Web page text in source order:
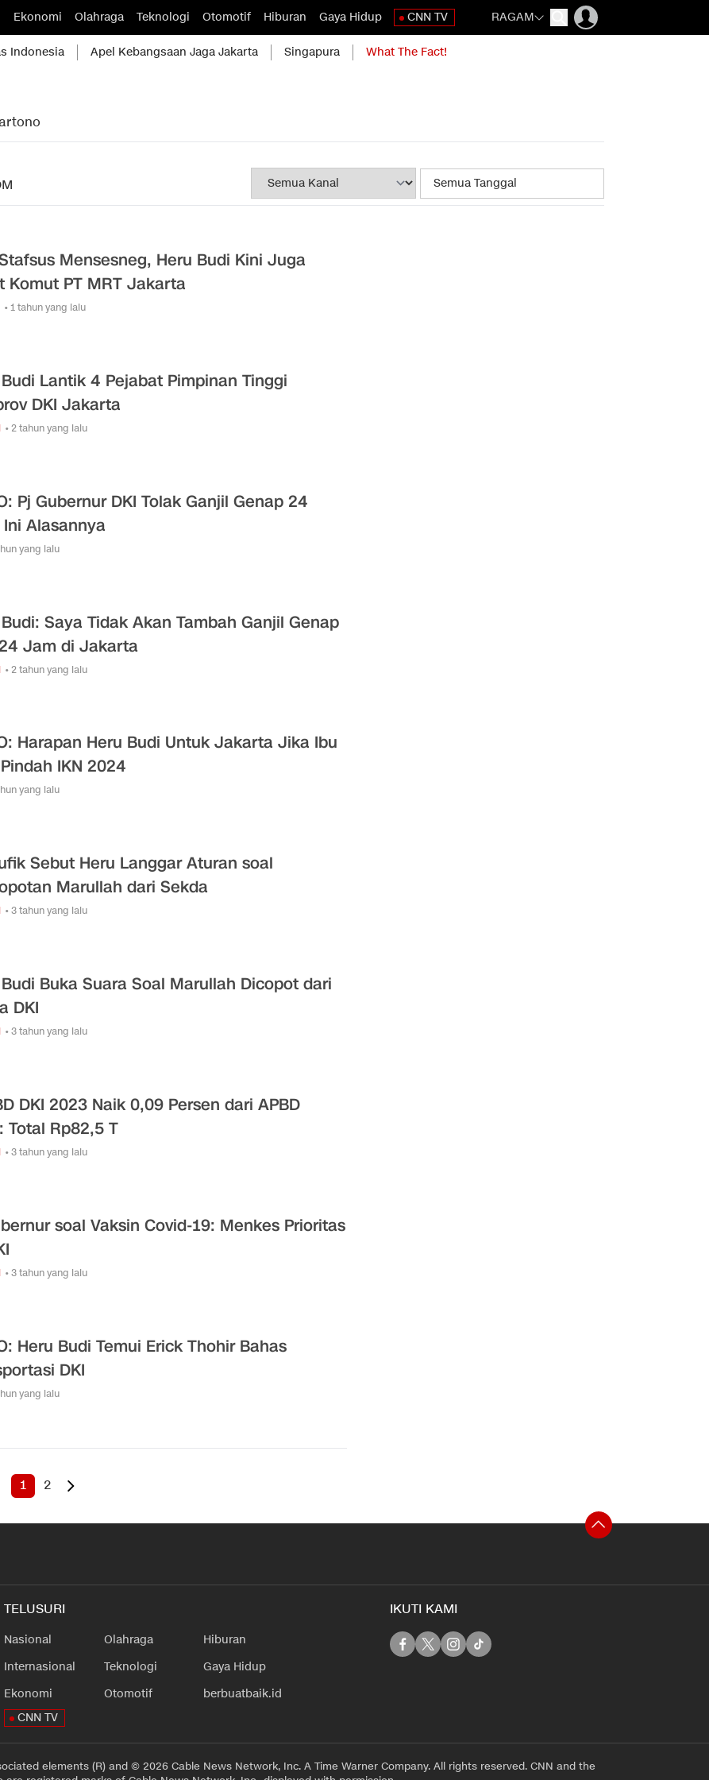
Ekonomi Olahraga Teknologi Otomotif Hiburan Gaya Hidup CNN TV RAGAM
Indonesia Apel Kebangsaan Jaga Jakarta Singapura What The Fact!
Mensesneg, Heru Budi Kini Juga
Komut PT MRT Jakarta
• 1 tahun yang lalu
Lantik 4 Pejabat Pimpinan Tinggi
DKI Jakarta
• 2 tahun yang lalu
Pj Gubernur DKI Tolak Ganjil Genap 24
Alasannya
yang lalu
Saya Tidak Akan Tambah Ganjil Genap
Jam di Jakarta
• 2 tahun yang lalu
Harapan Heru Budi Untuk Jakarta Jika Ibu
IKN 2024
yang lalu
Sebut Heru Langgar Aturan soal
Marullah dari Sekda
• 3 tahun yang lalu
Buka Suara Soal Marullah Dicopot dari
DKI
• 3 tahun yang lalu
DKI 2023 Naik 0,09 Persen dari APBD
Total Rp82,5 T
• 3 tahun yang lalu
soal Vaksin Covid-19: Menkes Prioritas
• 3 tahun yang lalu
Heru Budi Temui Erick Thohir Bahas
DKI
yang lalu
1 2
TELUSURI
Nasional
Internasional
Ekonomi
Olahraga
Teknologi
Otomotif
Hiburan
Gaya Hidup
berbuatbaik.id
CNN TV
IKUTI KAMI
elements (R) and © 2026 Cable News Network, Inc. A Time Warner Company. All rights reserved. CNN and the